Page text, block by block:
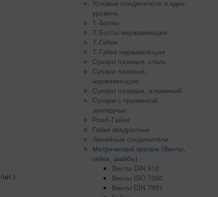
шт.)
Угловые соединители в один
уровень
Т-Болты
Т-Болты нержавеющие
Т-Гайки
Т-Гайки нержавеющие
Сухари пазовые, сталь
Сухари пазовые,
нержавеющие
Сухари пазовые, алюминий
Сухари с пружинкой,
закладные
Ромб-Гайки
Гайки квадратные
Линейные соединители
Метрический крепеж (Винты,
гайки, шайбы)
Винты DIN 912
Винты ISO 7380
Винты DIN 7991